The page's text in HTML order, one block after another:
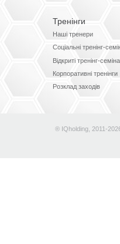
Тренінги
Наші тренери
Соціальні тренінг-
Відкриті тренінг-
Корпоративні тренінги
Розклад заходів
® IQholding, 2011-